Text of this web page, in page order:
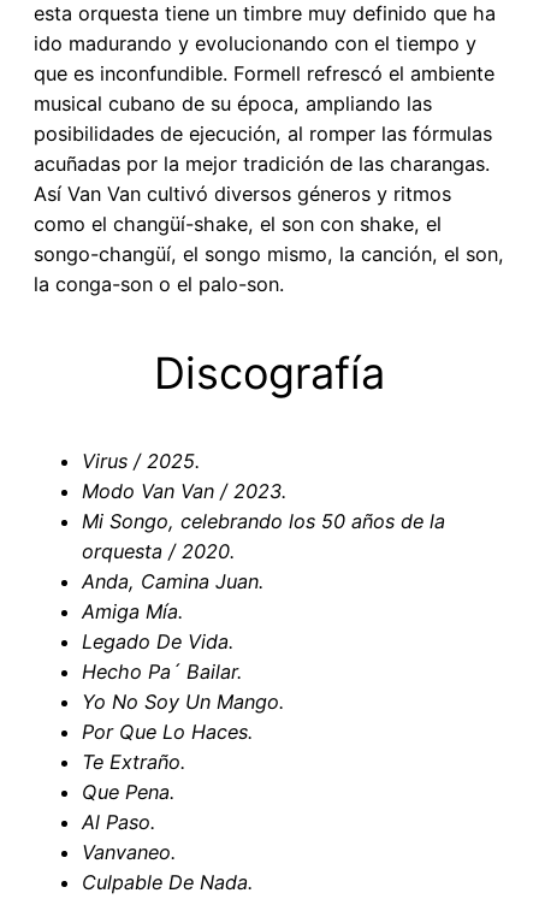
esta orquesta tiene un timbre muy definido que ha
ido madurando y evolucionando con el tiempo y
que es inconfundible. Formell refrescó el ambiente
musical cubano de su época, ampliando las
posibilidades de ejecución, al romper las fórmulas
acuñadas por la mejor tradición de las charangas.
Así Van Van cultivó diversos géneros y ritmos
como el changüí-shake, el son con shake, el
songo-changüí, el songo mismo, la canción, el son,
la conga-son o el palo-son.
Discografía
Virus / 2025.
Modo Van Van / 2023.
Mi Songo, celebrando los 50 años de la
orquesta / 2020.
Anda, Camina Juan.
Amiga Mía.
Legado De Vida.
Hecho Pa´ Bailar.
Yo No Soy Un Mango.
Por Que Lo Haces.
Te Extraño.
Que Pena.
Al Paso.
Vanvaneo.
Culpable De Nada.